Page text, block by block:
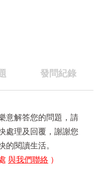
發問紀錄
意解答您的問題，請
處理及回覆，謝謝您
的閱讀生活。
與我們聯絡 ）